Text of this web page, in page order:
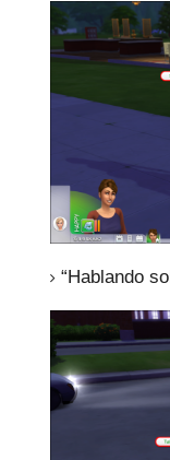
“Hablando